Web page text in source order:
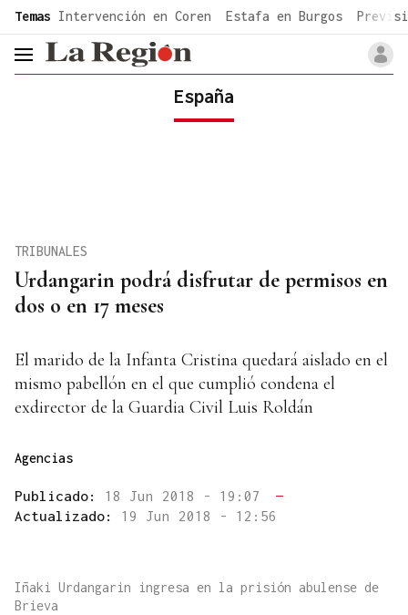
common.go-to-content
Temas Intervención en Coren Estafa en Burgos
header.menu.open
España
Urdangarin podrá disfrutar de permisos en
dos o en 17 meses
TRIBUNALES
El marido de la Infanta Cristina quedará aislado en el
mismo pabellón en el que cumplió condena el
exdirector de la Guardia Civil Luis Roldán
Agencias
Publicado: 18 Jun 2018 - 19:07
—
Actualizado: 19 Jun 2018 - 12:56
Iñaki Urdangarin ingresa en la prisión abulense de
Brieva